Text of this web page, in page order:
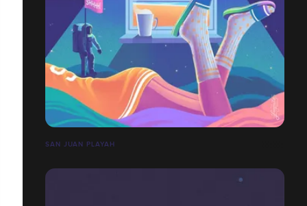
SAN JUAN PLAYAH